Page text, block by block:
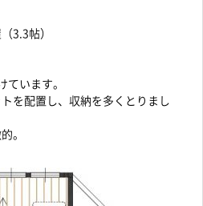
3.3帖）
ています。
を配置し、収納を多くとりまし
。